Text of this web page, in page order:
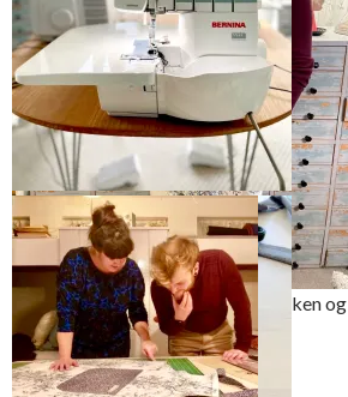
Denne merkelappen kan
jeg skrive under på at
passer perfekt for den
unge mann…
Forkledet er sydd både på overlocken og
symaskinen
Bindebånd og halsstropp ble
vrengsydd på overlocken